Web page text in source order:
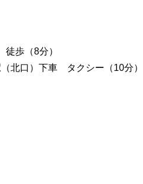
徒歩（8分）
北口）下車 タクシー（10分）